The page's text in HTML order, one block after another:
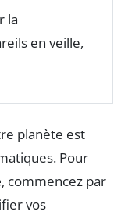
la
en veille,
planète est
Pour
, commencez par
vos